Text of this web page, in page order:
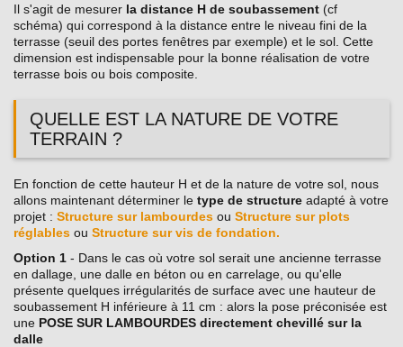
Il s'agit de mesurer la distance H de soubassement (cf
schéma) qui correspond à la distance entre le niveau fini de la
terrasse (seuil des portes fenêtres par exemple) et le sol. Cette
dimension est indispensable pour la bonne réalisation de votre
terrasse bois ou bois composite.
QUELLE EST LA NATURE DE VOTRE
TERRAIN ?
En fonction de cette hauteur H et de la nature de votre sol, nous
allons maintenant déterminer le type de structure adapté à votre
projet : Structure sur lambourdes ou Structure sur plots
réglables ou Structure sur vis de fondation.
Option 1 - Dans le cas où votre sol serait une ancienne terrasse
en dallage, une dalle en béton ou en carrelage, ou qu'elle
présente quelques irrégularités de surface avec une hauteur de
soubassement H inférieure à 11 cm : alors la pose préconisée est
une POSE SUR LAMBOURDES directement chevillé sur la
dalle